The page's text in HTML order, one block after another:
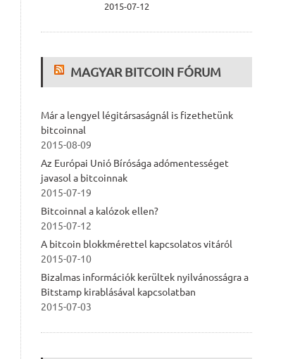
2015-07-12
MAGYAR BITCOIN FÓRUM
Már a lengyel légitársaságnál is fizethetünk
bitcoinnal
2015-08-09
Az Európai Unió Bírósága adómentességet
javasol a bitcoinnak
2015-07-19
Bitcoinnal a kalózok ellen?
2015-07-12
A bitcoin blokkmérettel kapcsolatos vitáról
2015-07-10
Bizalmas információk kerültek nyilvánosságra a
Bitstamp kirablásával kapcsolatban
2015-07-03